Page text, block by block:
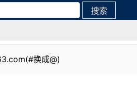
搜索
换成@)